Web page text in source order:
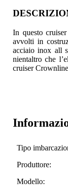
In questo
avvolti in
acciaio inox all
nientaltro che
cruiser
Tipo
Produttore:
Modello: